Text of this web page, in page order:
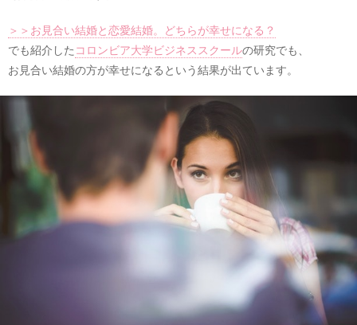
＞＞お見合い結婚と恋愛結婚。どちらが幸せになる？
でも紹介した コロンビア大学ビジネススクールの研究でも、
お見合い結婚の方が幸せになるという結果が出ています。